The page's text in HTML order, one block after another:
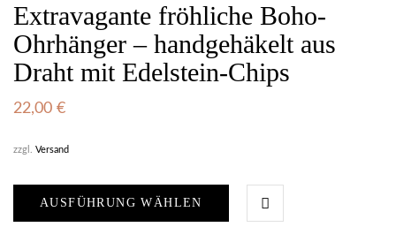
Extravagante fröhliche Boho-
Ohrhänger – handgehäkelt aus
Draht mit Edelstein-Chips
22,00 €
zzgl. Versand
AUSFÜHRUNG WÄHLEN